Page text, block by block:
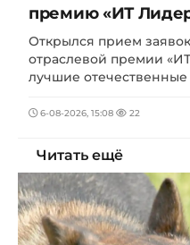
премию «ИТ
Открылся прием
отраслевой премии
лучшие
6-08-2026, 15:08 22
Читать ещё